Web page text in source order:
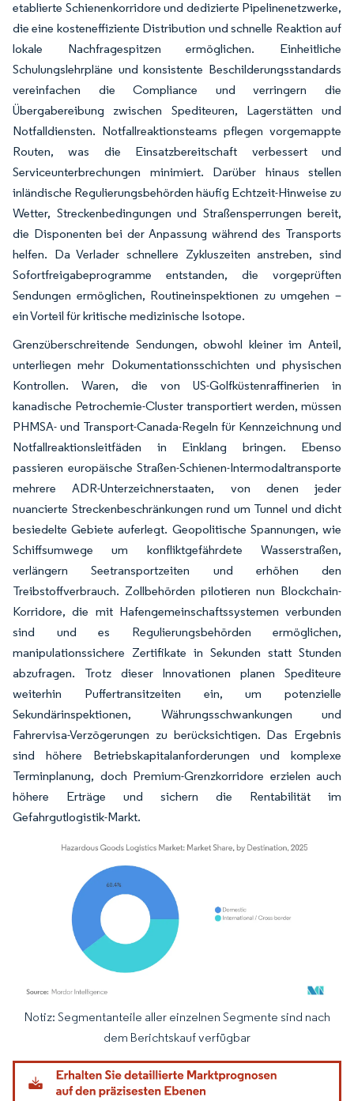
etablierte Schienenkorridore und dedizierte Pipelinenetzwerke,
die eine kosteneffiziente Distribution und schnelle Reaktion auf
lokale Nachfragespitzen ermöglichen. Einheitliche
Schulungslehrpläne und konsistente Beschilderungsstandards
vereinfachen die Compliance und verringern die
Übergabereibung zwischen Spediteuren, Lagerstätten und
Notfalldiensten. Notfallreaktionsteams pflegen vorgemappte
Routen, was die Einsatzbereitschaft verbessert und
Serviceunterbrechungen minimiert. Darüber hinaus stellen
inländische Regulierungsbehörden häufig Echtzeit-Hinweise zu
Wetter, Streckenbedingungen und Straßensperrungen bereit,
die Disponenten bei der Anpassung während des Transports
helfen. Da Verlader schnellere Zykluszeiten anstreben, sind
Sofortfreigabeprogramme entstanden, die vorgeprüften
Sendungen ermöglichen, Routineinspektionen zu umgehen –
ein Vorteil für kritische medizinische Isotope.
Grenzüberschreitende Sendungen, obwohl kleiner im Anteil,
unterliegen mehr Dokumentationsschichten und physischen
Kontrollen. Waren, die von US-Golfküstenraffinerien in
kanadische Petrochemie-Cluster transportiert werden, müssen
PHMSA- und Transport-Canada-Regeln für Kennzeichnung und
Notfallreaktionsleitfäden in Einklang bringen. Ebenso
passieren europäische Straßen-Schienen-Intermodaltransporte
mehrere ADR-Unterzeichnerstaaten, von denen jeder
nuancierte Streckenbeschränkungen rund um Tunnel und dicht
besiedelte Gebiete auferlegt. Geopolitische Spannungen, wie
Schiffsumwege um konfliktgefährdete Wasserstraßen,
verlängern Seetransportzeiten und erhöhen den
Treibstoffverbrauch. Zollbehörden pilotieren nun Blockchain-
Korridore, die mit Hafengemeinschaftssystemen verbunden
sind und es Regulierungsbehörden ermöglichen,
manipulationssichere Zertifikate in Sekunden statt Stunden
abzufragen. Trotz dieser Innovationen planen Spediteure
weiterhin Puffertransitzeiten ein, um potenzielle
Sekundärinspektionen, Währungsschwankungen und
Fahrervisa-Verzögerungen zu berücksichtigen. Das Ergebnis
sind höhere Betriebskapitalanforderungen und komplexe
Terminplanung, doch Premium-Grenzkorridore erzielen auch
höhere Erträge und sichern die Rentabilität im
Gefahrgutlogistik-Markt.
Bild © Mordor Intelligence. Wiederverwendung erfordert Namensnennung
Notiz: Segmentanteile aller einzelnen Segmente sind nach
dem Berichtskauf verfügbar